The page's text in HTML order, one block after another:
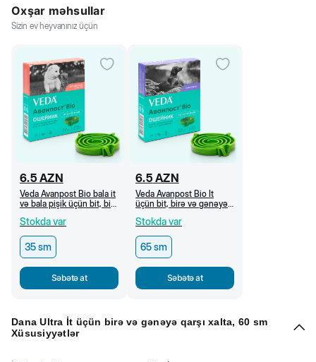
Oxşar məhsullar
Sizin ev heyvanınız üçün
6.5 AZN
Veda Avanpost Bio bala it
və bala pişik üçün bit, birə
sm
Stokda var
35 sm
Səbətə at
6.5 AZN
Veda Avanpost Bio İt
üçün bit, birə və gənəyə
Stokda var
65 sm
Səbətə at
Dana Ultra İt üçün birə və gənəyə qarşı xalta, 60 sm
Xüsusiyyətlər